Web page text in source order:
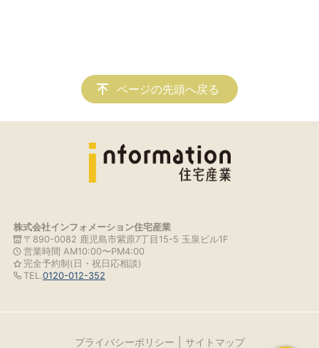
ページの先頭へ戻る
株式会社インフォメーション住宅産業
〒890-0082 鹿児島市紫原7丁目15-5 玉泉ビル1F
営業時間 AM10:00〜PM4:00
完全予約制(日・祝日応相談)
TEL.0120-012-352
プライバシーポリシー サイトマップ